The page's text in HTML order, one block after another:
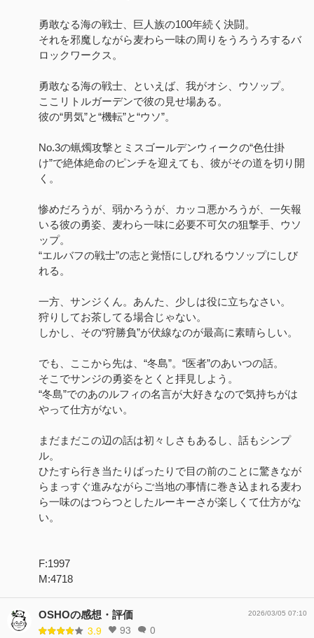
勇敢なる海の戦士、巨人族の100年続く決闘。
それを邪魔しながら麦わら一味の周りをうろうろするバ
ロックワークス。
勇敢なる海の戦士、といえば、我がオシ、ウソップ。
ここリトルガーデンで彼の見せ場ある。
彼の“男気”と“機転”と“ウソ”。
No.3の蝋燭攻撃とミスゴールデンウィークの“色仕掛
け”で絶体絶命のピンチを迎えても、彼がその道を切り開
く。
惨めだろうが、弱かろうが、カッコ悪かろうが、一矢報
いる彼の勇姿、麦わら一味に必要不可欠の狙撃手、ウソ
ップ。
“エルバフの戦士”の志と覚悟にしびれるウソップにしび
れる。
一方、サンジくん。あんた、少しは役に立ちなさい。
狩りしてお茶してる場合じゃない。
しかし、その“狩勝負”が伏線なのが最高に素晴らしい。
でも、ここから先は、“冬島”。“医者”のあいつの話。
そこでサンジの勇姿をとくと拝見しよう。
“冬島”でのあのルフィの名言が大好きなので気持ちがは
やって仕方がない。
まだまだこの辺の話は初々しさもあるし、話もシンプ
ル。
ひたすら行き当たりばったりで目の前のことに驚きなが
らまっすぐ進みながらご当地の事情に巻き込まれる麦わ
ら一味のはつらつとしたルーキーさが楽しくて仕方がな
い。
F:1997
M:4718
OSHOの感想・評価
3.9 93 0
2026/03/05 07:10